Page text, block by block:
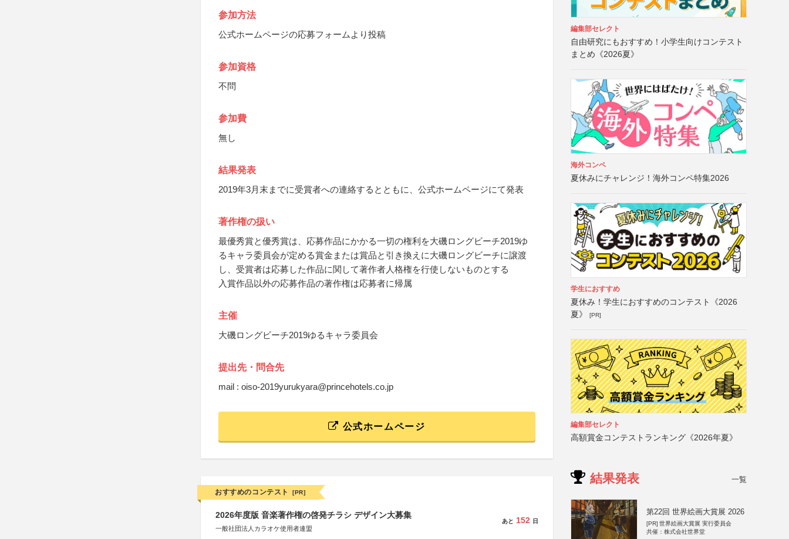
参加方法
公式ホームページの応募フォームより投稿
参加資格
不問
参加費
無し
結果発表
2019年3月末までに受賞者への連絡するとともに、公式ホームページにて発表
著作権の扱い
最優秀賞と優秀賞は、応募作品にかかる一切の権利を大磯ロングビーチ2019ゆ
るキャラ委員会が定める賞金または賞品と引き換えに大磯ロングビーチに譲渡
し、受賞者は応募した作品に関して著作者人格権を行使しないものとする
入賞作品以外の応募作品の著作権は応募者に帰属
主催
大磯ロングビーチ2019ゆるキャラ委員会
提出先・問合先
mail : oiso-2019yurukyara@princehotels.co.jp
公式ホームページ
おすすめのコンテスト [PR]
2026年度版 音楽著作権の啓発チラシ デザイン大募集
一般社団法人カラオケ使用者連盟
あと 152 日
編集部セレクト
自由研究にもおすすめ！小学生向けコンテスト
まとめ《2026夏》
海外コンペ
夏休みにチャレンジ！海外コンペ特集2026
学生におすすめ
夏休み！学生におすすめのコンテスト《2026
夏》
[PR]
編集部セレクト
高額賞金コンテストランキング《2026年夏》
結果発表 一覧
第22回 世界絵画大賞展 2026
[PR] 世界絵画大賞展 実行委員会
共催：株式会社世界堂